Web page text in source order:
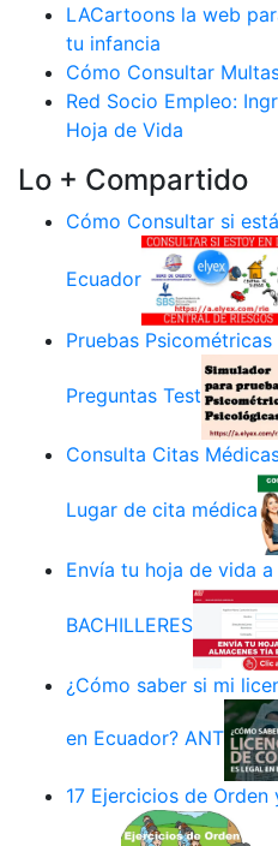
LACartoons la web
tu infancia
Cómo Consultar
Red Socio Empleo:
Hoja de Vida
Lo + Compartido
Cómo Consultar si
Ecuador
Pruebas
Preguntas Test
Consulta Citas
Lugar de cita médica
Envía tu hoja de vida a
BACHILLERES
¿Cómo saber si mi
en Ecuador? ANT
17 Ejercicios de